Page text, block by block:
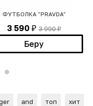
ФУТБОЛКА "PRAVDA"
3 590 ₽ 3 990₽
Беру
and топ
хит